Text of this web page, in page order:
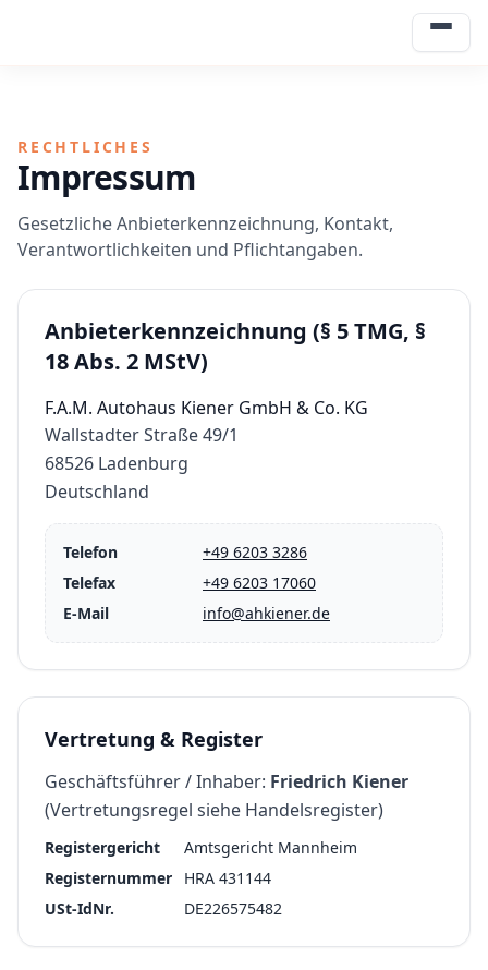
RECHTLICHES
Impressum
Gesetzliche Anbieterkennzeichnung, Kontakt,
Verantwortlichkeiten und Pflichtangaben.
Anbieterkennzeichnung (§ 5 TMG, §
18 Abs. 2 MStV)
F.A.M. Autohaus Kiener GmbH & Co. KG
Wallstadter Straße 49/1
68526 Ladenburg
Deutschland
Telefon
+49 6203 3286
Telefax
+49 6203 17060
E-Mail
info@ahkiener.de
Vertretung & Register
Geschäftsführer / Inhaber: Friedrich Kiener
(Vertretungsregel siehe Handelsregister)
Registergericht
Amtsgericht Mannheim
Registernummer
HRA 431144
USt-IdNr.
DE226575482